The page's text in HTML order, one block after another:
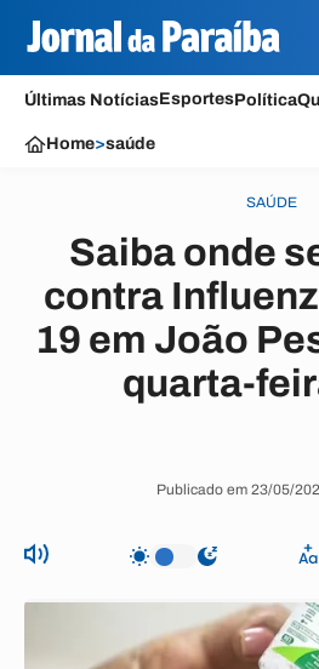
Últimas NotíciasEsportesPolítica
Home>saúde
SAÚDE
Saiba onde
contra
19 em João
quarta-
Publicado em 23/05/